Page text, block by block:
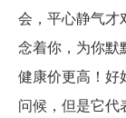
会，平心静气才
念着你，为你默
健康价更高！好
问候，但是它代